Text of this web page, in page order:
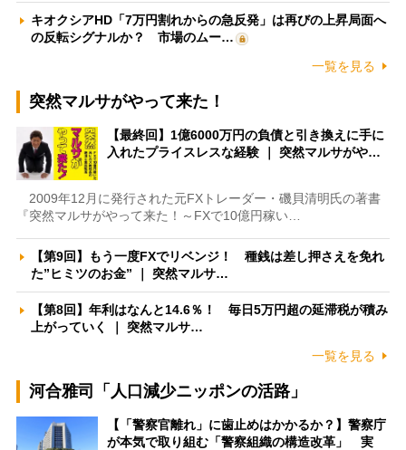
キオクシアHD「7万円割れからの急反発」は再びの上昇局面へ
の反転シグナルか？ 市場のムー…
一覧を見る
突然マルサがやって来た！
【最終回】1億6000万円の負債と引き換えに手に
入れたプライスレスな経験 ｜ 突然マルサがや…
2009年12月に発行された元FXトレーダー・磯貝清明氏の著書
『突然マルサがやって来た！～FXで10億円稼い…
【第9回】もう一度FXでリベンジ！ 種銭は差し押さえを免れ
た”ヒミツのお金” ｜ 突然マルサ…
【第8回】年利はなんと14.6％！ 毎日5万円超の延滞税が積み
上がっていく ｜ 突然マルサ…
一覧を見る
河合雅司「人口減少ニッポンの活路」
【「警察官離れ」に歯止めはかかるか？】警察庁
が本気で取り組む「警察組織の構造改革」 実